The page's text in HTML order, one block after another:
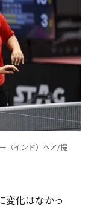
（インド）ペア/提
変化はなかっ